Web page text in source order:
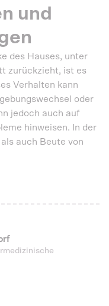
und
des Hauses, unter
zurückzieht, ist es
Verhalten kann
oder
jedoch auch auf
hinweisen. In der
auch Beute von